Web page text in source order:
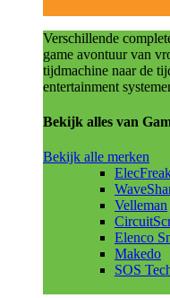
Verschillende
game avontuur van
tijdmachine naar de
entertainment
Bekijk alles van
Bekijk alle merken
Velleman
Elenco
Makedo
SOS